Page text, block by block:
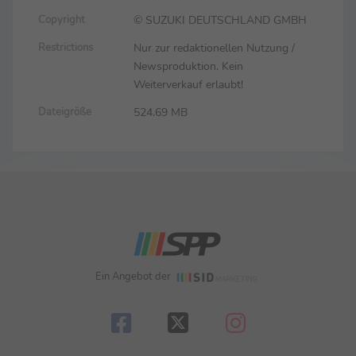
Copyright © SUZUKI DEUTSCHLAND GMBH
Restrictions
Nur zur redaktionellen Nutzung /
Newsproduktion. Kein
Weiterverkauf erlaubt!
Dateigröße 524.69 MB
Ein Angebot der